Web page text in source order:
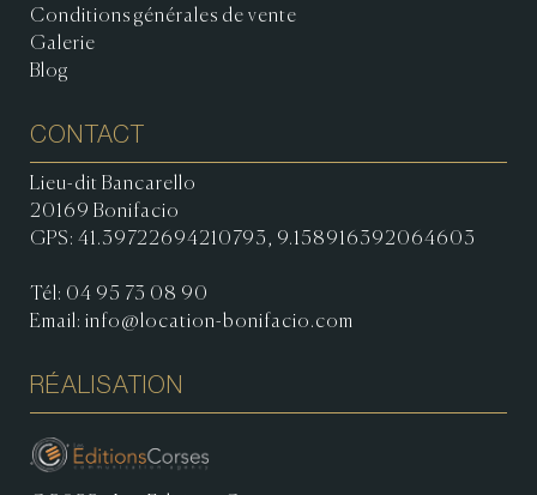
Conditions générales de vente
Galerie
Blog
CONTACT
Lieu-dit Bancarello
20169 Bonifacio
GPS: 41.39722694210793, 9.158916392064603
Tél: 04 95 73 08 90
Email: info@location-bonifacio.com
RÉALISATION